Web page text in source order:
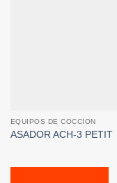
EQUIPOS DE COCCION
ASADOR ACH-3 PETIT